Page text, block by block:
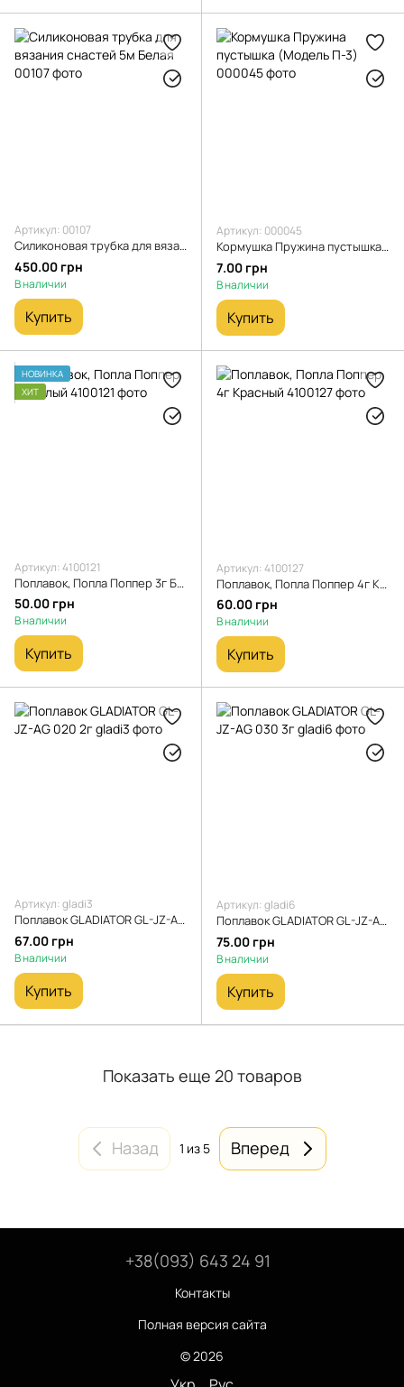
Артикул: 00107
Силиконовая трубка для вязания снастей 5м Белая
450.00 грн
В наличии
Купить
Артикул: 000045
Кормушка Пружина пустышка (Модель П-3)
7.00 грн
В наличии
Купить
НОВИНКА
ХИТ
Артикул: 4100121
Поплавок, Попла Поппер 3г Белый
50.00 грн
В наличии
Купить
Артикул: 4100127
Поплавок, Попла Поппер 4г Красный
60.00 грн
В наличии
Купить
Артикул: gladi3
Поплавок GLADIATOR GL-JZ-AG 020 2г
67.00 грн
В наличии
Купить
Артикул: gladi6
Поплавок GLADIATOR GL-JZ-AG 030 3г
75.00 грн
В наличии
Купить
Показать еще 20 товаров
Назад 1 из 5 Вперед
+38(093) 643 24 91
Контакты
Полная версия сайта
© 2026